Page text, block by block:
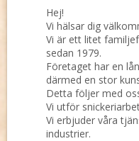
Hej!
Vi hälsar dig
Vi är ett litet
sedan 1979.
Företaget har en
därmed en stor
Detta följer med
Vi utför
Vi erbjuder våra
industrier.